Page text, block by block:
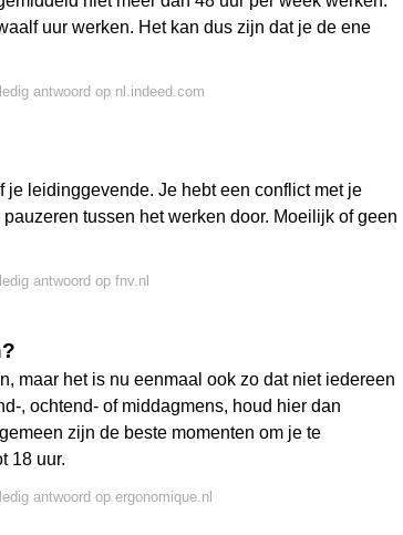
uur werken. Het kan dus zijn dat je de ene
antwoord op nl.indeed.com
leidinggevende. Je hebt een conflict met je
tussen het werken door. Moeilijk of geen
antwoord op fnv.nl
maar het is nu eenmaal ook zo dat niet iedereen
, ochtend- of middagmens, houd hier dan
zijn de beste momenten om je te
18 uur.
antwoord op ergonomique.nl